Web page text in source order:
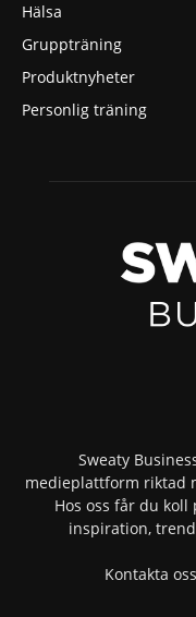
Hälsa
Gruppträning
Produktnyheter
Personlig träning
Sweaty
medieplattform riktad
Hos oss får du
inspiration,
Kontakta